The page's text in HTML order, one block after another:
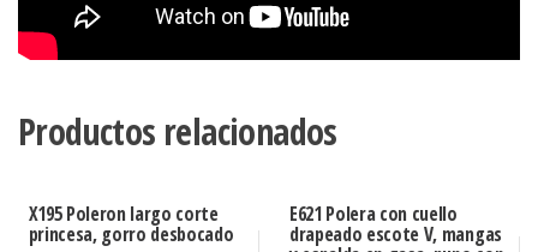
Productos relacionados
X195 Poleron largo corte
princesa, gorro desbocado
E621 Polera con cuello
drapeado escote V, mangas